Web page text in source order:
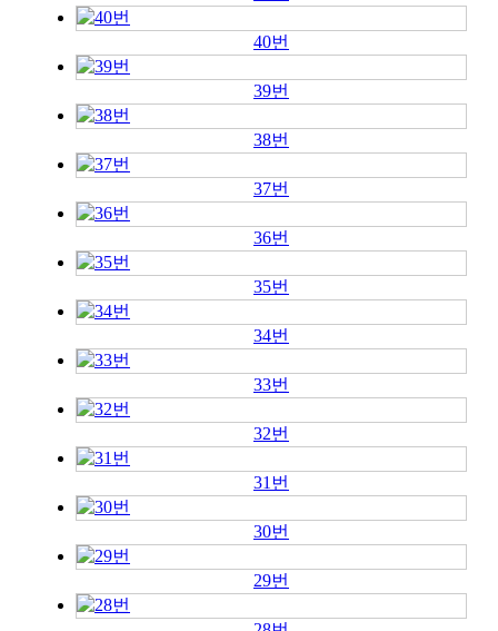
40번
39번
38번
37번
36번
35번
34번
33번
32번
31번
30번
29번